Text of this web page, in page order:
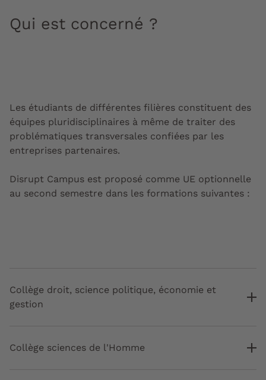
Qui est concerné ?
Les étudiants de différentes filières constituent des
équipes pluridisciplinaires à même de traiter des
problématiques transversales confiées par les
entreprises partenaires.
Disrupt Campus est proposé comme UE optionnelle
au second semestre dans les formations suivantes :
Collège droit, science politique, économie et
gestion
Collège sciences de l'Homme